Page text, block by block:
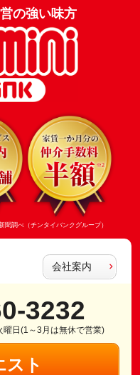
の強い味方
調べ（チンタイバンクグループ）
会社案内
3232
日(1～3月は無休で営業)
スト